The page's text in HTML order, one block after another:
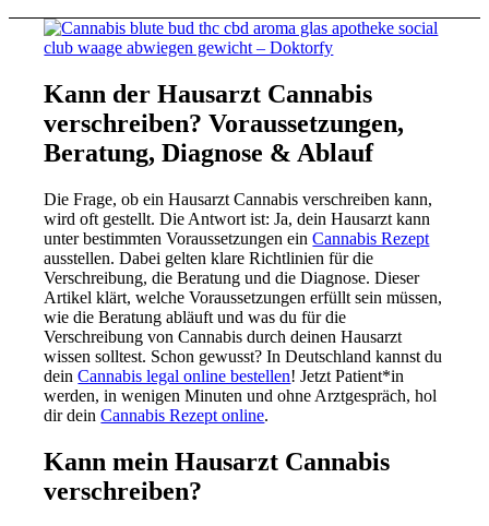
Kann der Hausarzt Cannabis
verschreiben? Voraussetzungen,
Beratung, Diagnose & Ablauf
Die Frage, ob ein Hausarzt Cannabis verschreiben kann,
wird oft gestellt. Die Antwort ist: Ja, dein Hausarzt kann
unter bestimmten Voraussetzungen einCannabis Rezept
ausstellen. Dabei gelten klare Richtlinien für die
Verschreibung, die Beratung und die Diagnose. Dieser
Artikel klärt, welche Voraussetzungen erfüllt sein müssen,
wie die Beratung abläuft und was du für die
Verschreibung von Cannabis durch deinen Hausarzt
wissen solltest. Schon gewusst? In Deutschland kannst du
deinCannabis legal online bestellen! Jetzt Patient*in
werden, in wenigen Minuten und ohne Arztgespräch, hol
dir deinCannabis Rezept online.
Kann mein Hausarzt Cannabis
verschreiben?